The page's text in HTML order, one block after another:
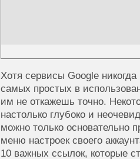
Хотя сервисы Google
самых простых в
им не откажешь точно.
настолько глубоко и
можно только основательно
меню настроек своего
10 важных ссылок, которые